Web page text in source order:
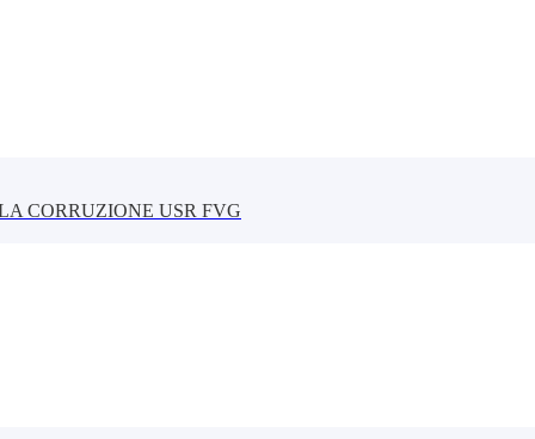
CORRUZIONE USR FVG